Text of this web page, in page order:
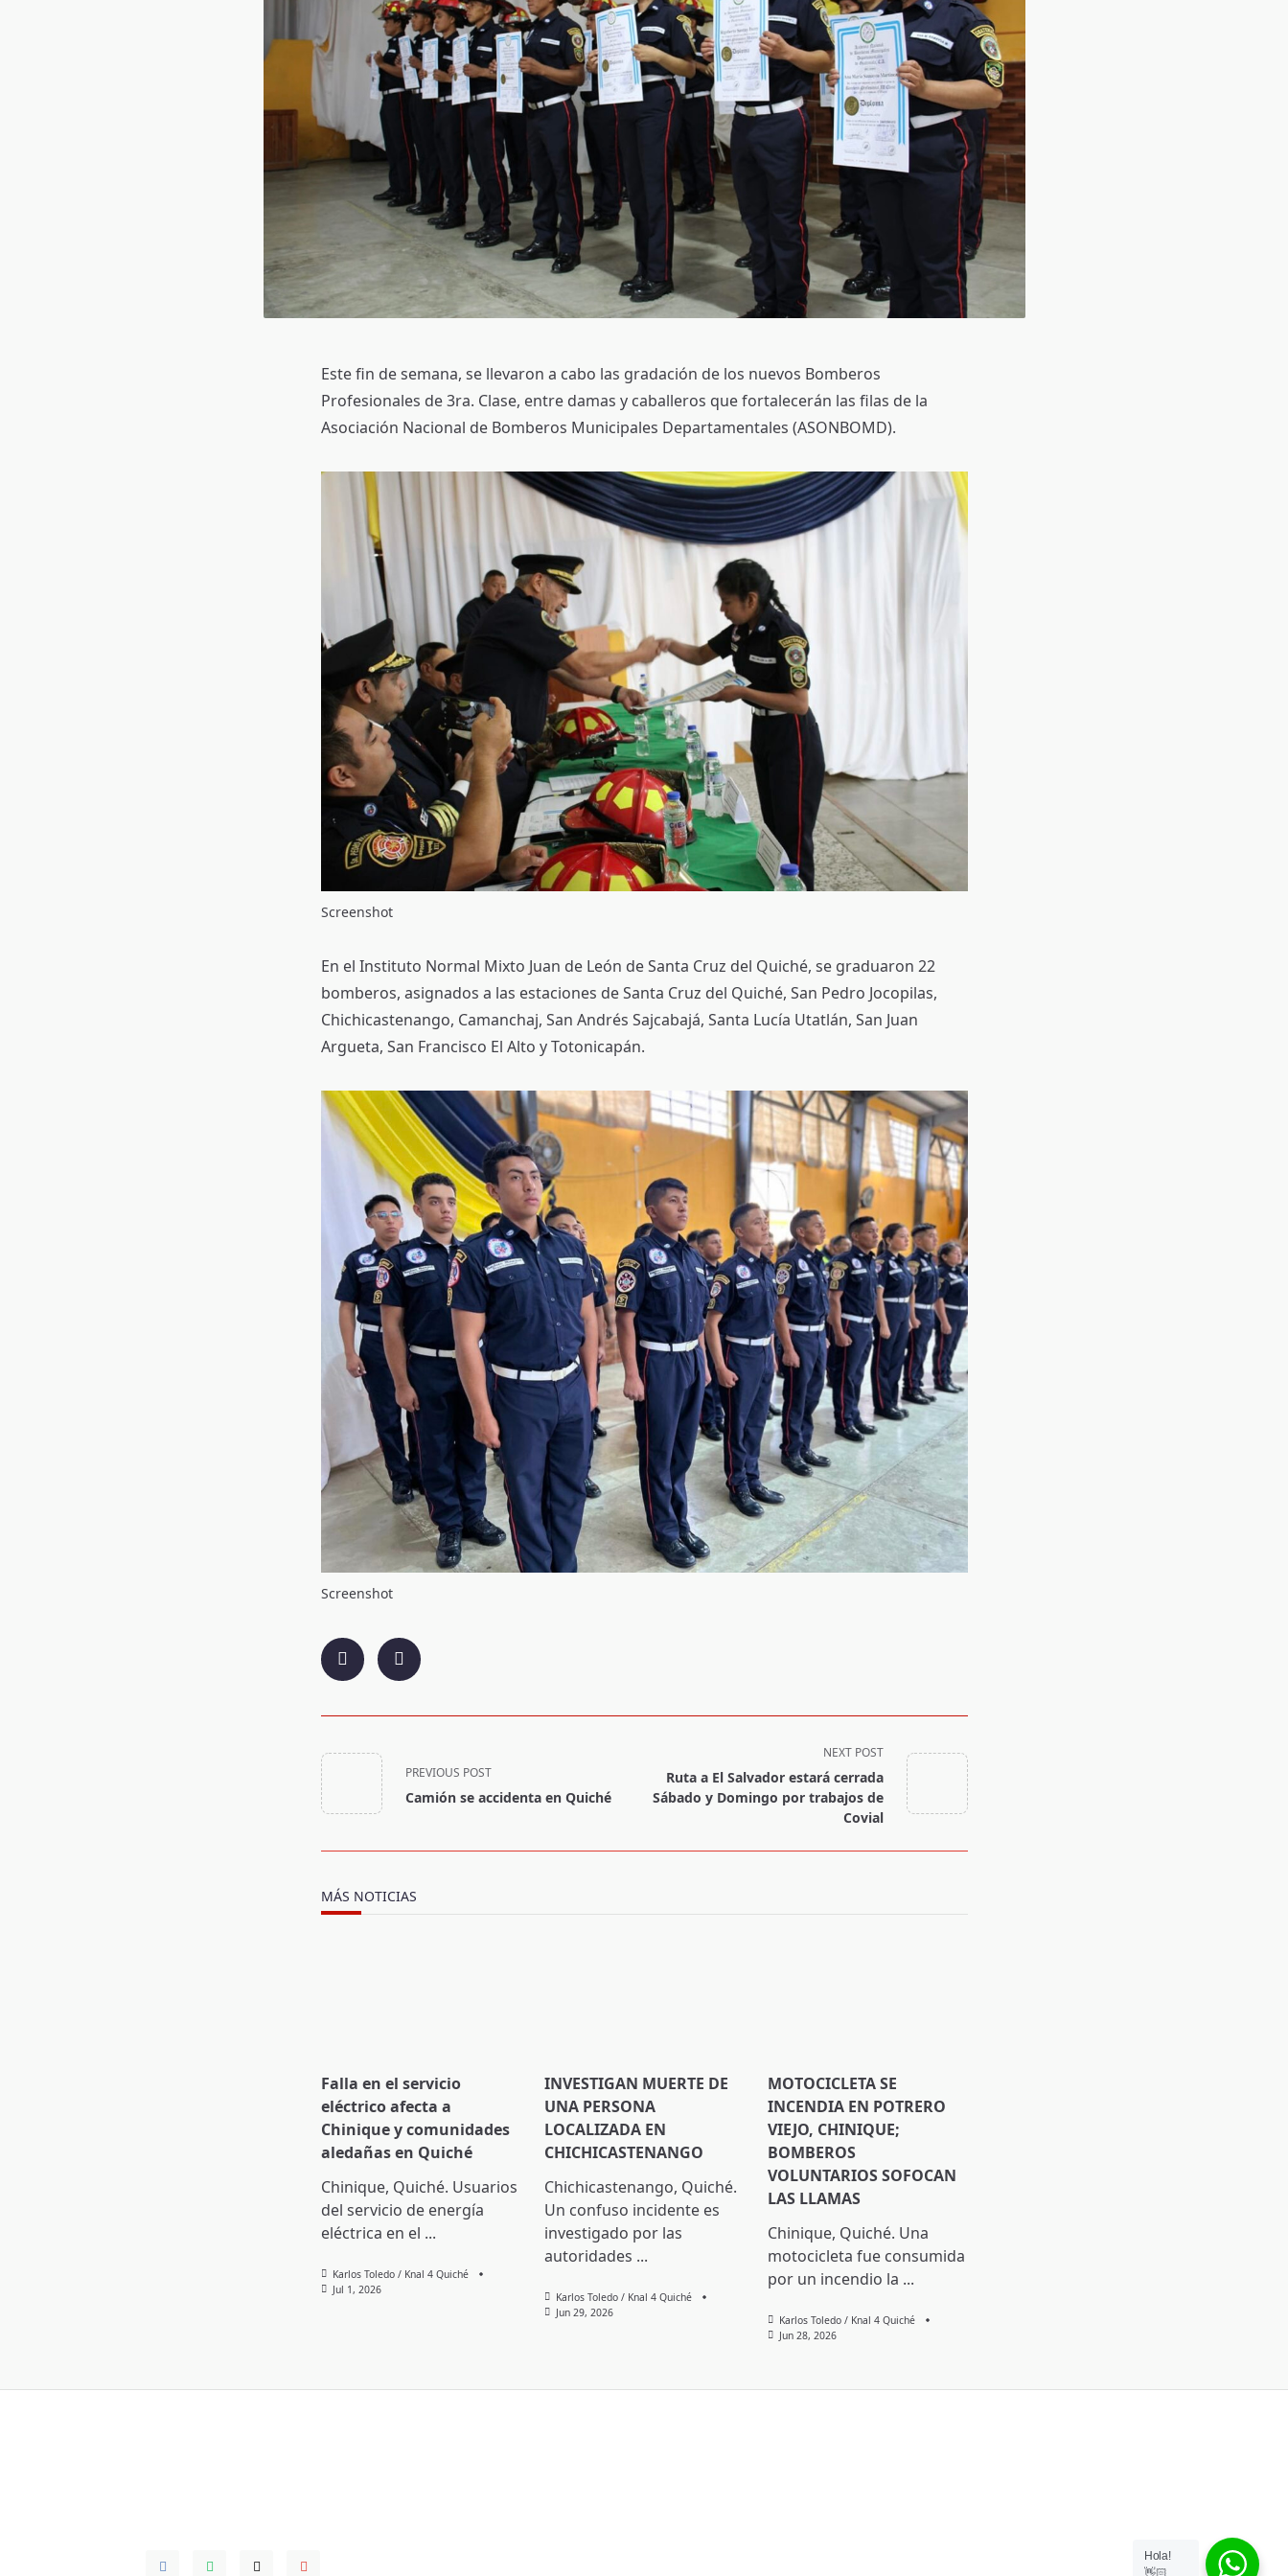
Este fin de semana, se llevaron a cabo las gradación de los nuevos Bomberos
Profesionales de 3ra. Clase, entre damas y caballeros que fortalecerán las filas de la
Asociación Nacional de Bomberos Municipales Departamentales (ASONBOMD).
Screenshot
En el Instituto Normal Mixto Juan de León de Santa Cruz del Quiché, se graduaron 22
bomberos, asignados a las estaciones de Santa Cruz del Quiché, San Pedro Jocopilas,
Chichicastenango, Camanchaj, San Andrés Sajcabajá, Santa Lucía Utatlán, San Juan
Argueta, San Francisco El Alto y Totonicapán.
Screenshot
<span
class="nav-
subtitle
screen-
PREVIOUS POST
Camión se accidenta en Quiché
NEXT POST
Ruta a El Salvador estará cerrada
Sábado y Domingo por trabajos de
Covial
MÁS NOTICIAS
Falla en el servicio
eléctrico afecta a
Chinique y comunidades
aledañas en Quiché
Chinique, Quiché. Usuarios
del servicio de energía
eléctrica en el ...
Karlos Toledo / Knal 4 Quiché
Jul 1, 2026
INVESTIGAN MUERTE DE
UNA PERSONA
LOCALIZADA EN
CHICHICASTENANGO
Chichicastenango, Quiché.
Un confuso incidente es
investigado por las
autoridades ...
Karlos Toledo / Knal 4 Quiché
Jun 29, 2026
MOTOCICLETA SE
INCENDIA EN POTRERO
VIEJO, CHINIQUE;
BOMBEROS
VOLUNTARIOS SOFOCAN
LAS LLAMAS
Chinique, Quiché. Una
motocicleta fue consumida
por un incendio la ...
Karlos Toledo / Knal 4 Quiché
Jun 28, 2026
Hola!
👋🏻